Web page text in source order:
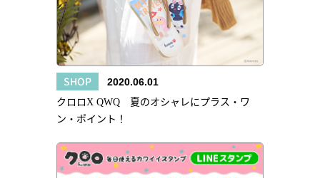
SHOP 2020.06.01
クロロX QWQ 夏のオシャレにプラス・ワ
ン・ポイント！